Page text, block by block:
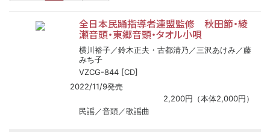
全日本民踊指導者連盟監修 秋田節・綾
瀬音頭・東郷音頭・タオル小唄
横川裕子／鈴木正夫・古都清乃／三沢あけみ／藤
みち子
VZCG-844 [CD]
2022/11/9発売
2,200円（本体2,000円）
民謡／音頭／歌謡曲